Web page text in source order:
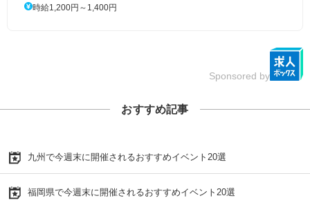
時給1,200円～1,400円
Sponsored by
おすすめ記事
九州で今週末に開催されるおすすめイベント20選
福岡県で今週末に開催されるおすすめイベント20選